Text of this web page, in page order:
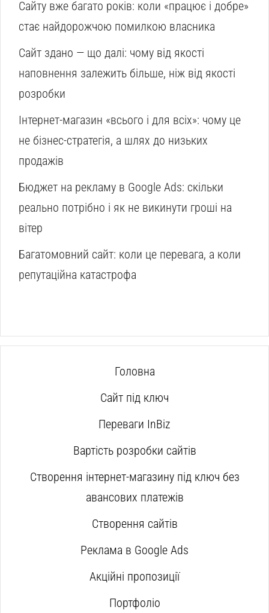
Сайту вже багато років: коли «працює і добре»
стає найдорожчою помилкою власника
Сайт здано — що далі: чому від якості
наповнення залежить більше, ніж від якості
розробки
Інтернет-магазин «всього і для всіх»: чому це
не бізнес-стратегія, а шлях до низьких
продажів
Бюджет на рекламу в Google Ads: скільки
реально потрібно і як не викинути гроші на
вітер
Багатомовний сайт: коли це перевага, а коли
репутаційна катастрофа
Головна
Сайт під ключ
Переваги InBiz
Вартість розробки сайтів
Створення інтернет-магазину під ключ без
авансових платежів
Створення сайтів
Реклама в Google Ads
Акційні пропозиції
Портфоліо